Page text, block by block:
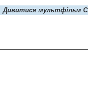
Дивитися мультфільм